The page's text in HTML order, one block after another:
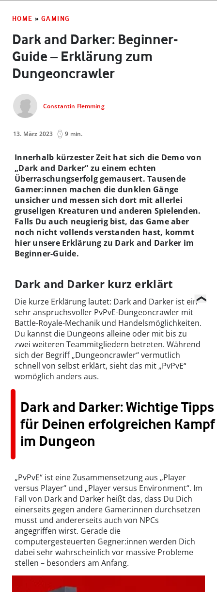
HOME » GAMING
Dark and Darker: Beginner-
Guide – Erklärung zum
Dungeoncrawler
Constantin Flemming
13. März 2023 9 min.
Innerhalb kürzester Zeit hat sich die Demo von
„Dark and Darker“ zu einem echten
Überraschungserfolg gemausert. Tausende
Gamer:innen machen die dunklen Gänge
unsicher und messen sich dort mit allerlei
gruseligen Kreaturen und anderen Spielenden.
Falls Du auch neugierig bist, das Game aber
noch nicht vollends verstanden hast, kommt
hier unsere Erklärung zu Dark and Darker im
Beginner-Guide.
Dark and Darker kurz erklärt
Die kurze Erklärung lautet: Dark and Darker ist ein
sehr anspruchsvoller PvPvE-Dungeoncrawler mit
Battle-Royale-Mechanik und Handelsmöglichkeiten.
Du kannst die Dungeons alleine oder mit bis zu
zwei weiteren Teammitgliedern betreten. Während
sich der Begriff „Dungeoncrawler“ vermutlich
schnell von selbst erklärt, sieht das mit „PvPvE“
womöglich anders aus.
Dark and Darker: Wichtige Tipps
für Deinen erfolgreichen Kampf
im Dungeon
„PvPvE“ ist eine Zusammensetzung aus „Player
versus Player“ und „Player versus Environment“. Im
Fall von Dark and Darker heißt das, dass Du Dich
einerseits gegen andere Gamer:innen durchsetzen
musst und andererseits auch von NPCs
angegriffen wirst. Gerade die
computergesteuerten Gegner:innen werden Dich
dabei sehr wahrscheinlich vor massive Probleme
stellen – besonders am Anfang.